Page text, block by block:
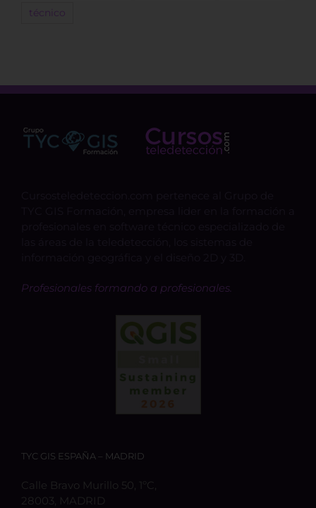
técnico
Profesionales formando a profesionales.
TYC GIS ESPAÑA – MADRID
Calle Bravo Murillo 50, 1ºC,
28003, MADRID